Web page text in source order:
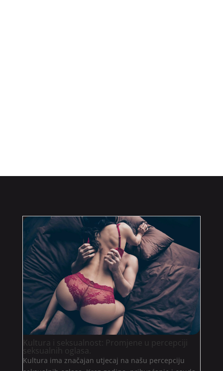
Kultura i seksualnost: Promjene u percepciji
seksualnih oglasa.
Kultura ima značajan utjecaj na našu percepciju